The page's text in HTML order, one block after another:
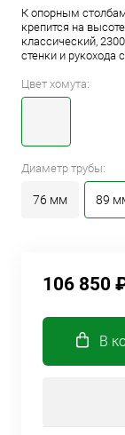
К опорным
крепится на
классический,
стенки и рукохода
Цвет хомута:
Диаметр трубы:
76 мм 89
106 850
В